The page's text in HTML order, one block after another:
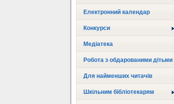
Електронний календар
Конкурси
Медіатека
Робота з обдарованими дітьми
Для найменших читачів
Шкільним бібліотекарям